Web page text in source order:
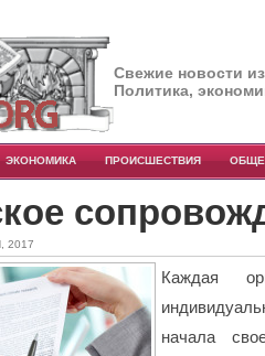
Свежие новости
Политика,
ЭКОНОМИКА ПРОИСШЕСТВИЯ
2017
Каждая
начала